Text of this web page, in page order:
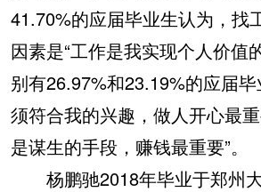
41.70%的应届毕业生认为，找
因素是“工作是我实现个人价值
别有26.97%和23.19%的应届
须符合我的兴趣，做人开心最重
是谋生的手段，赚钱最重要”。
杨鹏驰2018年毕业于郑州